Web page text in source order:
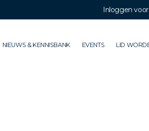
Inloggen
NIEUWS & KENNISBANK EVENTS LID